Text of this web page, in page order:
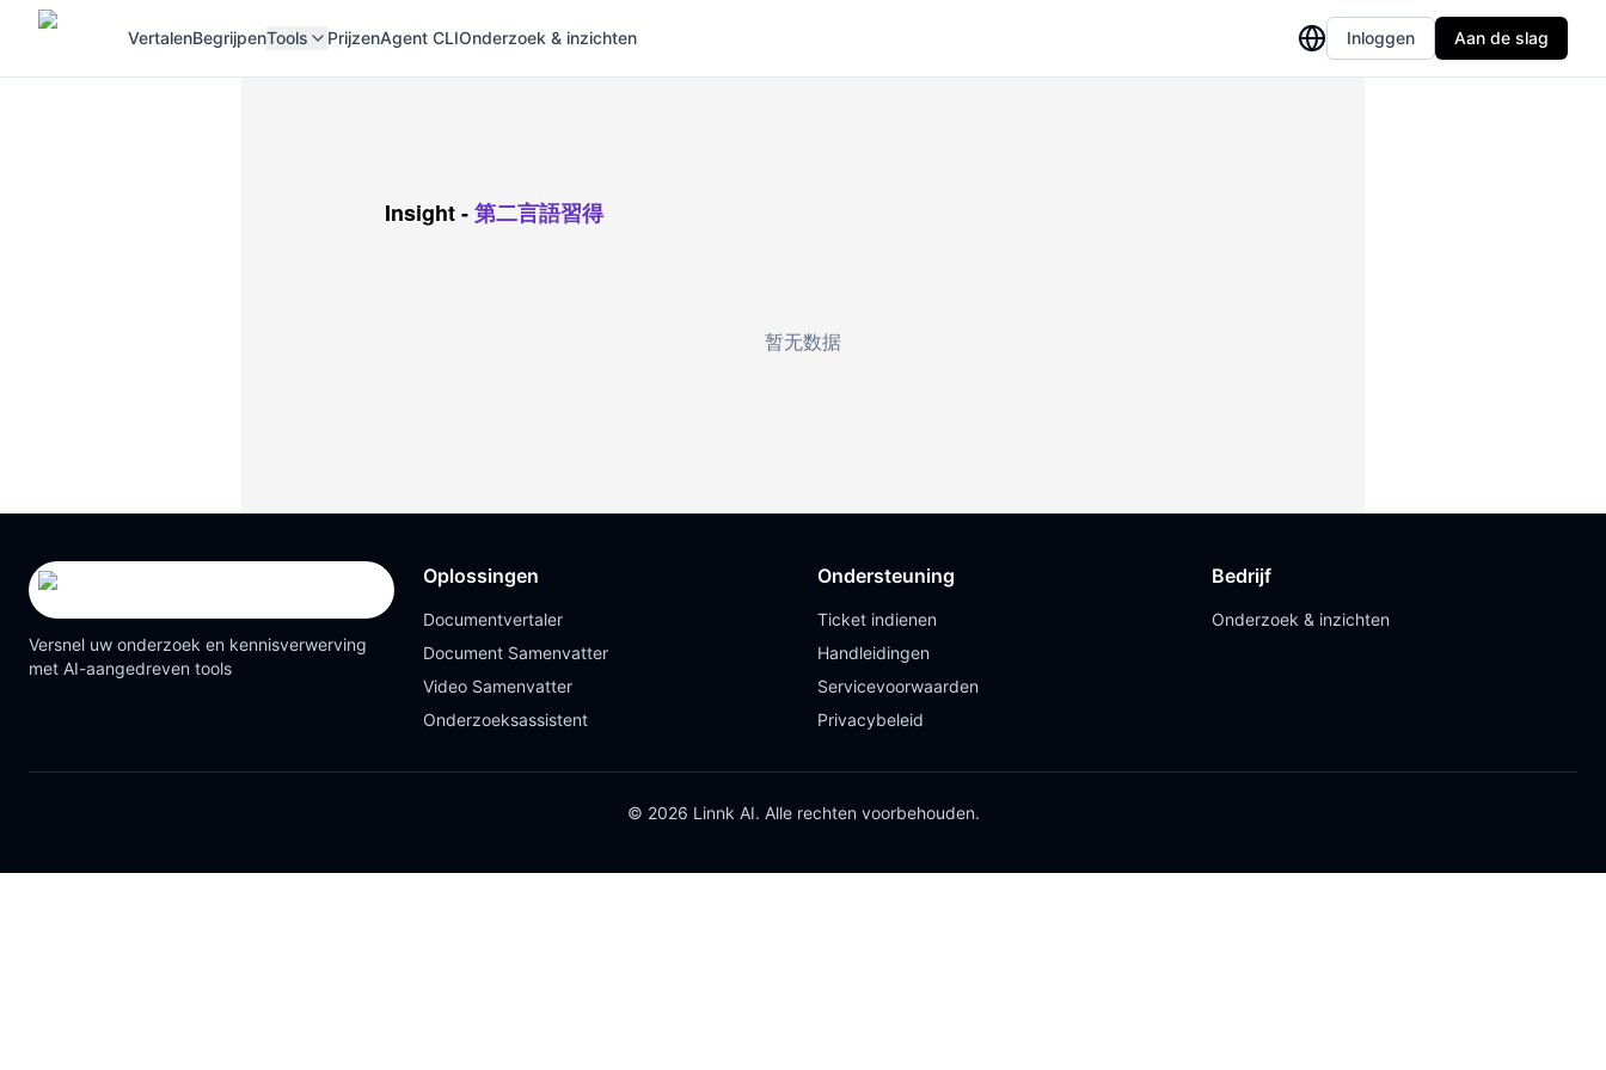
VertalenBegrijpenTools PrijzenAgent CLIOnderzoek & inzichten Inloggen Aan de slag
Insight-第二言語習得
暂无数据
Versnel uw onderzoek en kennisverwerving
met AI-aangedreven tools
Oplossingen
Documentvertaler
Document Samenvatter
Video Samenvatter
Onderzoeksassistent
Ondersteuning
Ticket indienen
Handleidingen
Servicevoorwaarden
Privacybeleid
Bedrijf
Onderzoek & inzichten
© 2026 Linnk AI. Alle rechten voorbehouden.